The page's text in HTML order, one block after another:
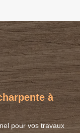
à
pour vos travaux